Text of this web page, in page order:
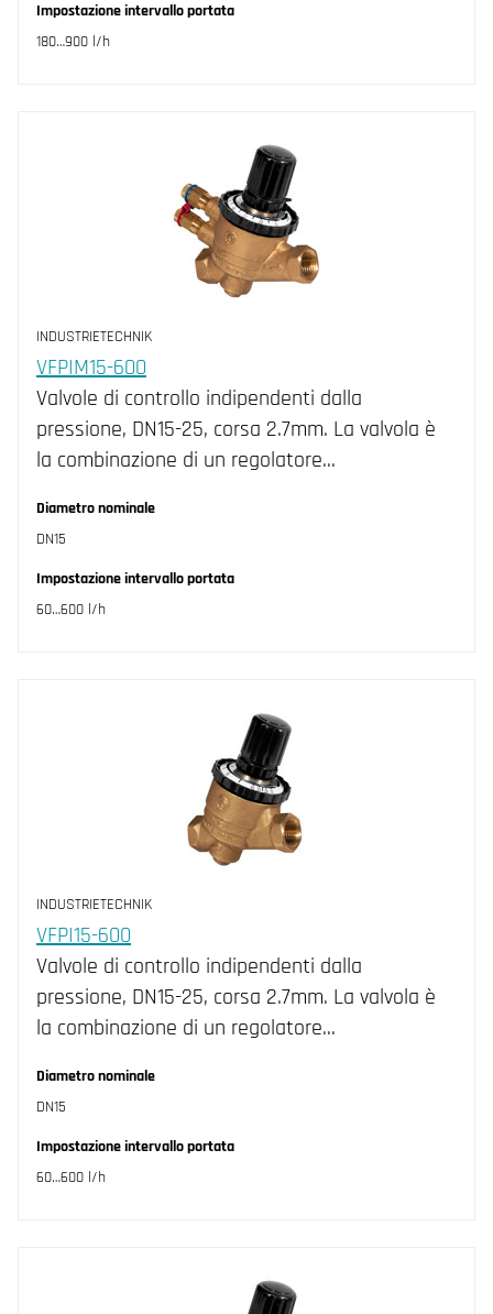
Impostazione intervallo portata
180…900 l/h
INDUSTRIETECHNIK
VFPIM15-600
Valvole di controllo indipendenti dalla
pressione, DN15-25, corsa 2.7mm. La valvola è
la combinazione di un regolatore…
Diametro nominale
DN15
Impostazione intervallo portata
60…600 l/h
INDUSTRIETECHNIK
VFPI15-600
Valvole di controllo indipendenti dalla
pressione, DN15-25, corsa 2.7mm. La valvola è
la combinazione di un regolatore…
Diametro nominale
DN15
Impostazione intervallo portata
60…600 l/h